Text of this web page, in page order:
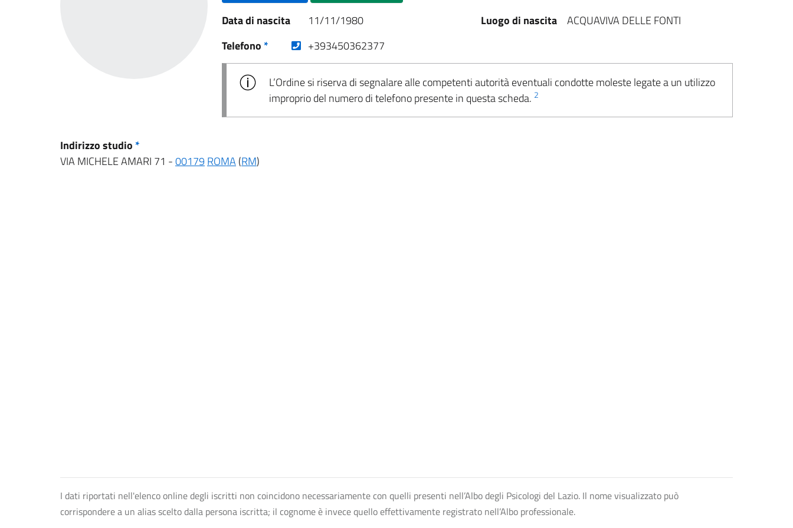
Data di nascita 11/11/1980 Luogo di nascita
ACQUAVIVA DELLE FONTI
Telefono * (nuova scheda - new tab)
+393450362377
L’Ordine si riserva di segnalare alle competenti autorità eventuali condotte moleste legate a un utilizzo
improprio del numero di telefono presente in questa scheda. 2
Indirizzo studio *
VIA MICHELE AMARI 71 -00179 ROMA(RM)
I dati riportati nell'elenco online degli iscritti non coincidono necessariamente con quelli presenti nell’Albo degli Psicologi del Lazio. Il nome visualizzato può
corrispondere a un alias scelto dalla persona iscritta; il cognome è invece quello effettivamente registrato nell’Albo professionale.